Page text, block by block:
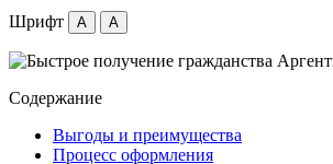
Шрифт A A
Содержание
Выгоды и преимущества
Процесс оформления